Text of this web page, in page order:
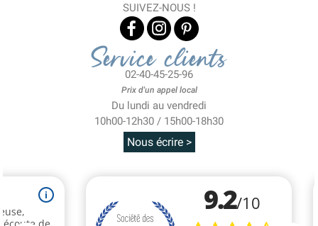
SUIVEZ-NOUS !
Service clients
02-40-45-25-96
Prix d'un appel local
Du lundi au vendredi
10h00-12h30 / 15h00-18h30
Nous écrire >